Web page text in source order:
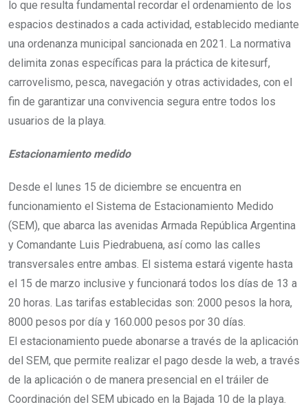
lo que resulta fundamental recordar el ordenamiento de los
espacios destinados a cada actividad, establecido mediante
una ordenanza municipal sancionada en 2021. La normativa
delimita zonas específicas para la práctica de kitesurf,
carrovelismo, pesca, navegación y otras actividades, con el
fin de garantizar una convivencia segura entre todos los
usuarios de la playa.
Estacionamiento medido
Desde el lunes 15 de diciembre se encuentra en
funcionamiento el Sistema de Estacionamiento Medido
(SEM), que abarca las avenidas Armada República Argentina
y Comandante Luis Piedrabuena, así como las calles
transversales entre ambas. El sistema estará vigente hasta
el 15 de marzo inclusive y funcionará todos los días de 13 a
20 horas. Las tarifas establecidas son: 2000 pesos la hora,
8000 pesos por día y 160.000 pesos por 30 días.
El estacionamiento puede abonarse a través de la aplicación
del SEM, que permite realizar el pago desde la web, a través
de la aplicación o de manera presencial en el tráiler de
Coordinación del SEM ubicado en la Bajada 10 de la playa.